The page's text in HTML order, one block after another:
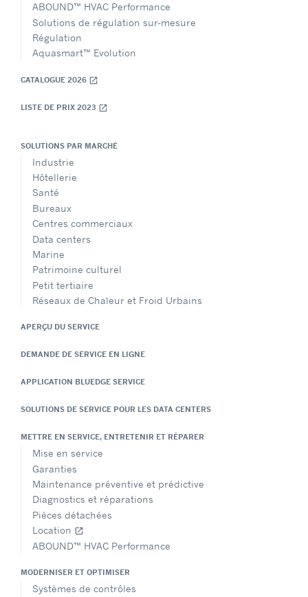
ABOUND™ HVAC Performance
Solutions de régulation sur-mesure
Régulation
Aquasmart™ Evolution
CATALOGUE 2026 open_in_new
LISTE DE PRIX 2023 open_in_new
SOLUTIONS PAR MARCHÉ
Industrie
Hôtellerie
Santé
Bureaux
Centres commerciaux
Data centers
Marine
Patrimoine culturel
Petit tertiaire
Réseaux de Chaleur et Froid Urbains
APERÇU DU SERVICE
DEMANDE DE SERVICE EN LIGNE
APPLICATION BLUEDGE SERVICE
SOLUTIONS DE SERVICE POUR LES DATA CENTERS
METTRE EN SERVICE, ENTRETENIR ET RÉPARER
Mise en service
Garanties
Maintenance préventive et prédictive
Diagnostics et réparations
Pièces détachées
Location open_in_new
ABOUND™ HVAC Performance
MODERNISER ET OPTIMISER
Systèmes de contrôles